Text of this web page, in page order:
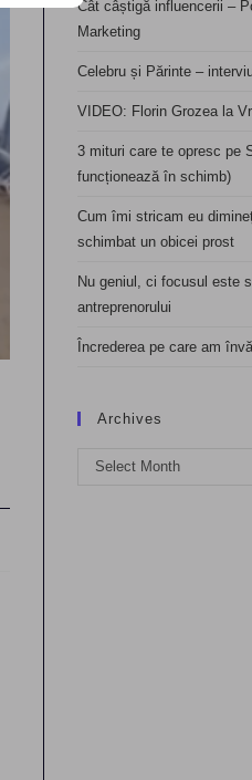
Cât câștigă influencerii –
Marketing
Celebru și Părinte –
VIDEO: Florin Grozea la
3 mituri care te opresc pe
funcționează în schimb)
Cum îmi stricam eu
schimbat un obicei prost
Nu geniul, ci focusul este
antreprenorului
Încrederea pe care am
Archives
Archives
Select Month